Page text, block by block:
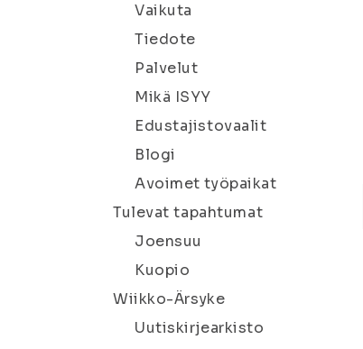
Vaikuta
Tiedote
Palvelut
Mikä ISYY
Edustajistovaalit
Blogi
Avoimet työpaikat
Tulevat tapahtumat
Joensuu
Kuopio
Wiikko-Ärsyke
Uutiskirjearkisto